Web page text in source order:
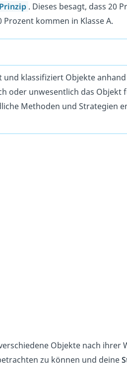
. Dieses besagt, dass 20
kommen in Klasse A.
und klassifiziert Objekte
oder unwesentlich das
Methoden und Strategien
Objekte nach ihrer
zu können und deine